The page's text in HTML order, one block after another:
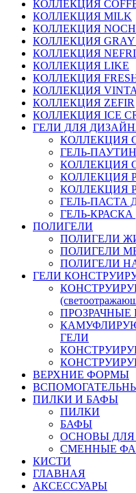
КОЛЛЕКЦИЯ
КОЛЛЕКЦИЯ MILK
КОЛЛЕКЦИЯ NOCH
КОЛЛЕКЦИЯ GRAY
КОЛЛЕКЦИЯ
КОЛЛЕКЦИЯ LIKE
КОЛЛЕКЦИЯ
КОЛЛЕКЦИЯ
КОЛЛЕКЦИЯ ZEFIR
КОЛЛЕКЦИЯ ICE
ГЕЛИ ДЛЯ
КОЛЛЕКЦИЯ
ГЕЛЬ-
КОЛЛЕКЦИЯ
КОЛЛЕКЦИЯ
КОЛЛЕКЦИЯ
ГЕЛЬ-ПАСТА
ГЕЛЬ-
ПОЛИГЕЛИ
ПОЛИГЕЛИ
ПОЛИГЕЛИ
ПОЛИГЕЛИ
ГЕЛИ
ГЕЛИ
ВЕРХНИЕ ФОРМЫ
ПИЛКИ И БАФЫ
ПИЛКИ
БАФЫ
ОСНОВЫ
СМЕННЫЕ
КИСТИ
ГЛАВНАЯ
АКСЕССУАРЫ